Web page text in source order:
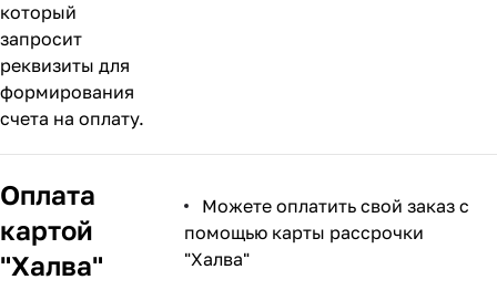
который
запросит
реквизиты для
формирования
счета на оплату.
Оплата
картой
"Халва"
Можете оплатить свой заказ с
помощью карты рассрочки
"Халва"